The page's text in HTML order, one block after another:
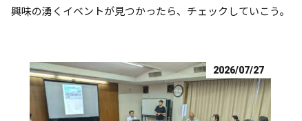
興味の湧くイベントが見つかったら、チェックしていこう。
2026/07/27